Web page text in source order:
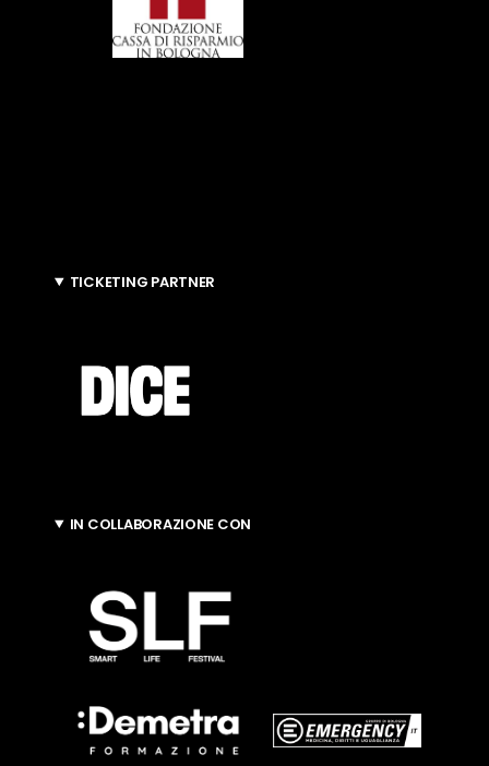
TICKETING PARTNER
IN COLLABORAZIONE CON